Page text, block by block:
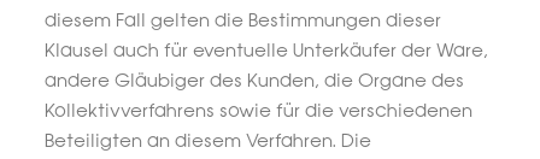
diesem Fall gelten die Bestimmungen dieser
Klausel auch für eventuelle Unterkäufer der Ware,
andere Gläubiger des Kunden, die Organe des
Kollektivverfahrens sowie für die verschiedenen
Beteiligten an diesem Verfahren. Die